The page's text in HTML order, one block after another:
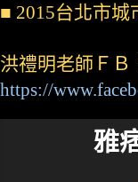
■ 2015台北市
洪禮明老師ＦＢ
https://
雅